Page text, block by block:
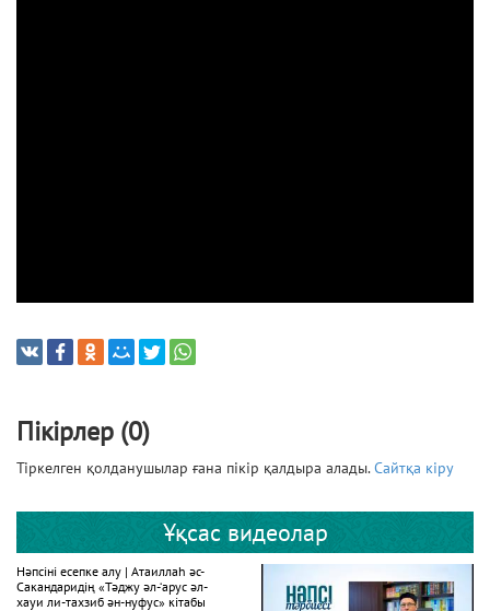
Пікірлер (0)
Тіркелген қолданушылар ғана пікір қалдыра алады.Сайтқа кіру
Ұқсас видеолар
Нәпсіні есепке алу | Атаиллаһ әс-
Сакандаридің «Тәджу әл-‘арус әл-
хауи ли-тахзиб ән-нуфус» кітабы